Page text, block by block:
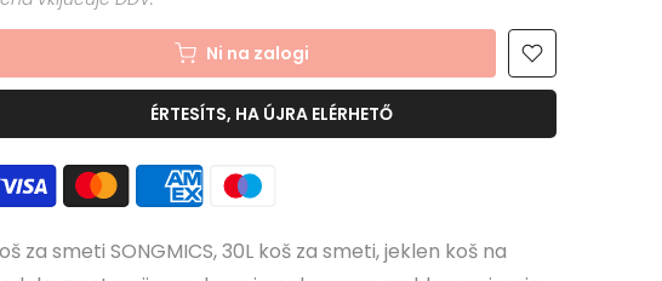
Ni na zalogi
ÉRTESÍTS, HA ÚJRA ELÉRHETŐ
za smeti SONGMICS, 30L koš za smeti, jeklen koš na